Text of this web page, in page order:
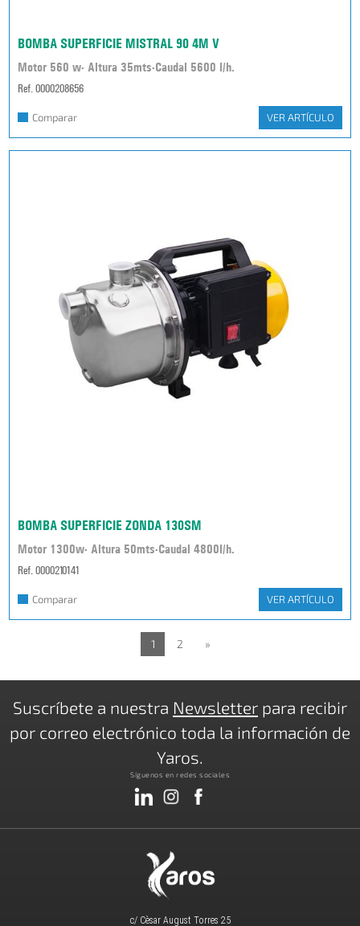
BOMBA SUPERFICIE MISTRAL 90 4M V
Motor 560 w- Altura 35mts-Caudal 5600 l/h.
Ref. 0000208656
Comparar VER ARTÍCULO
BOMBA SUPERFICIE ZONDA 130SM
Motor 1300w- Altura 50mts-Caudal 4800l/h.
Ref. 0000210141
Comparar VER ARTÍCULO
1 2 »
Suscríbete a nuestra Newsletter para recibir
por correo electrónico toda la información de
Yaros.
Síguenos en redes sociales
c/ Cèsar August Torres 25